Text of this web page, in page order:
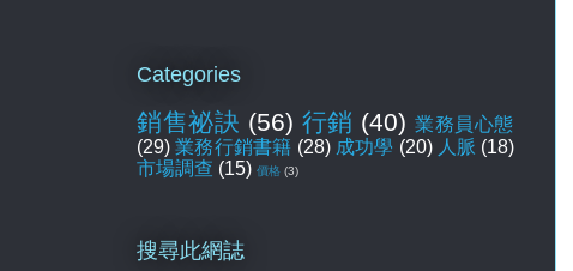
Categories
銷售祕訣 (56) 行銷 (40) 業務員心態
(29) 業務行銷書籍 (28) 成功學 (20) 人脈 (18)
市場調查 (15) 價格 (3)
搜尋此網誌